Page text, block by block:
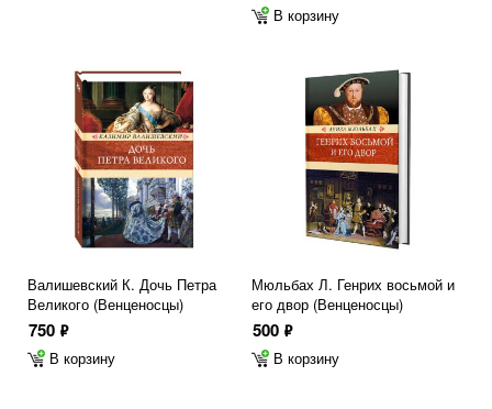
В корзину
Валишевский К. Дочь Петра
Великого (Венценосцы)
750 ф
В корзину
Мюльбах Л. Генрих восьмой и
его двор (Венценосцы)
500 ф
В корзину